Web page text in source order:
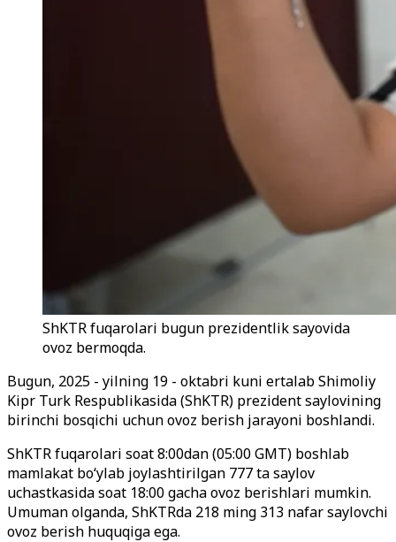
ShKTR fuqarolari bugun prezidentlik sayovida
ovoz bermoqda.
Bugun, 2025 - yilning 19 - oktabri kuni ertalab Shimoliy
Kipr Turk Respublikasida (ShKTR) prezident saylovining
birinchi bosqichi uchun ovoz berish jarayoni boshlandi.
ShKTR fuqarolari soat 8:00dan (05:00 GMT) boshlab
mamlakat bo‘ylab joylashtirilgan 777 ta saylov
uchastkasida soat 18:00 gacha ovoz berishlari mumkin.
Umuman olganda, ShKTRda 218 ming 313 nafar saylovchi
ovoz berish huquqiga ega.